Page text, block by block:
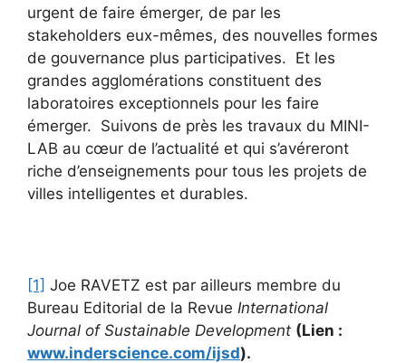
urgent de faire émerger, de par les
stakeholders eux-mêmes, des nouvelles formes
de gouvernance plus participatives. Et les
grandes agglomérations constituent des
laboratoires exceptionnels pour les faire
émerger. Suivons de près les travaux du MINI-
LAB au cœur de l’actualité et qui s’avéreront
riche d’enseignements pour tous les projets de
villes intelligentes et durables.
[1] Joe RAVETZ est par ailleurs membre du
Bureau Editorial de la Revue International
Journal of Sustainable Development (Lien :
www.inderscience.com/ijsd).